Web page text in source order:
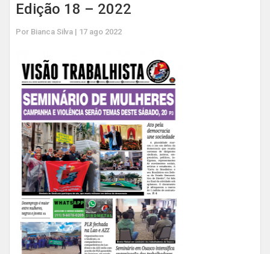
Edição 18 – 2022
Por Bianca Silva | 17 ago 2022